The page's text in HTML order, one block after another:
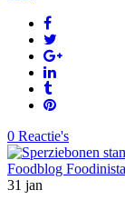
0 Reactie's
31 jan